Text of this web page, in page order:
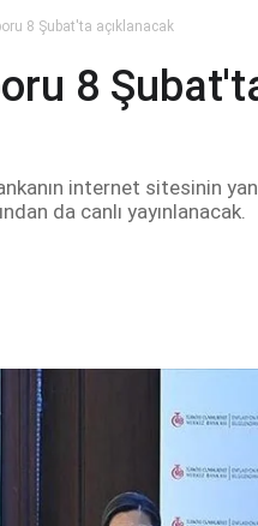
8 Şubat'ta açıklanacak
8
internet sitesinin
da canlı yayınlanacak.